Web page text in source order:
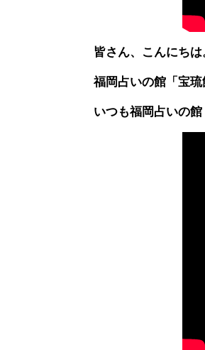
皆さん、こんにちは
福岡占いの館「宝琉
いつも福岡占いの